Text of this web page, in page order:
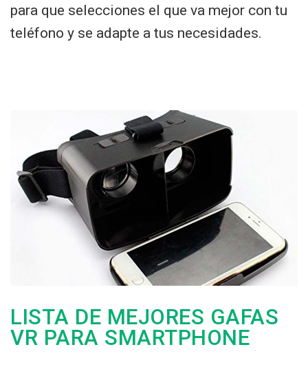
para que selecciones el que va mejor con tu
teléfono y se adapte a tus necesidades.
LISTA DE MEJORES GAFAS
VR PARA SMARTPHONE